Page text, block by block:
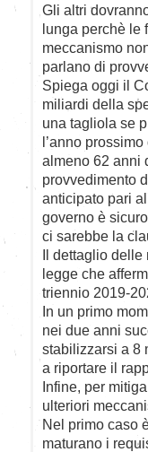
Gli altri
lunga perchè le
meccanismo
parlano di
Spiega oggi il
miliardi della
una tagliola se
l’anno
almeno 62 anni
provvedimento
anticipato pari
governo è
ci sarebbe la
Il dettaglio delle
legge che
triennio 2019-
In un primo
nei due anni
stabilizzarsi a 8
a riportare il
Infine, per
ulteriori
Nel primo caso
maturano i